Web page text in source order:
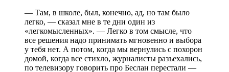
— Там, в школе, был, конечно, ад, но там было
легко, — сказал мне в те дни один из
«легкомысленных». — Легко в том смысле, что
все решения надо принимать мгновенно и выбора
у тебя нет. А потом, когда мы вернулись с похорон
домой, когда все стихло, журналисты разъехались,
по телевизору говорить про Беслан перестали —